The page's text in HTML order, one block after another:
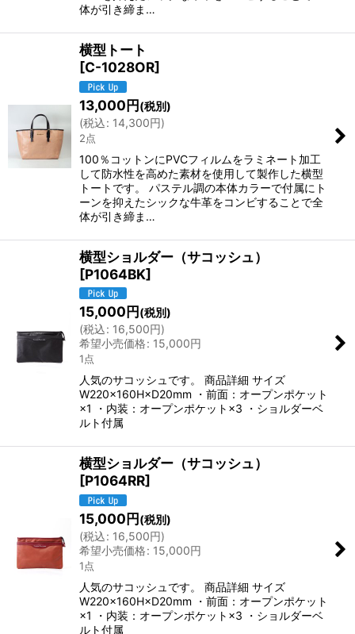
体が引き締ま…
横型トート
[C-1028OR]
13,000円(税別)
(税込: 14,300円)
2点
100％コットンにPVCフィルムをラミネート加工
して防水性を高めた素材を使用して製作した横型
トートです。 パステル調の本体カラーで付属にト
ーンを抑えたシックな牛革をコンビすることで全
体が引き締ま…
横型ショルダー（サコッシュ）
[P1064BK]
15,000円(税別)
(税込: 16,500円)
希望小売価格: 15,000円
1点
人気のサコッシュです。 商品詳細 サイズ
W220×160H×D20mm ・前面：オープンポケット
×1 ・内装：オープンポケット×3 ・ショルダーベ
ルト付属
横型ショルダー（サコッシュ）
[P1064RR]
15,000円(税別)
(税込: 16,500円)
希望小売価格: 15,000円
1点
人気のサコッシュです。 商品詳細 サイズ
W220×160H×D20mm ・前面：オープンポケット
×1 ・内装：オープンポケット×3 ・ショルダーベ
ルト付属